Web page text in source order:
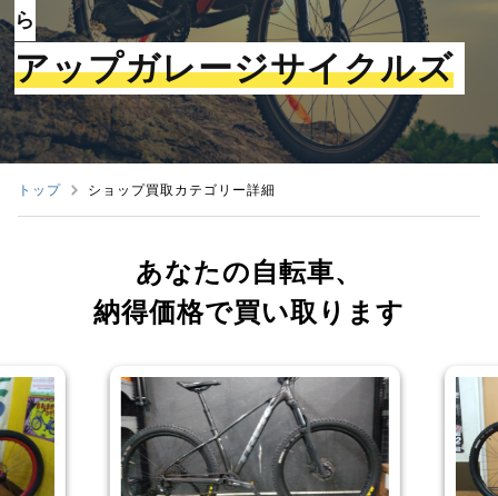
ら
アップガレージサイクルズ
トップ ショップ買取カテゴリー詳細
あなたの自転車、
納得価格で買い取ります